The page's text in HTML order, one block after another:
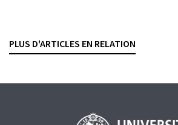
PLUS D'ARTICLES EN RELATION